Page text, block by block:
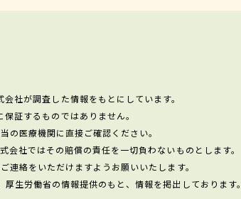
社が調査した情報をもとにしています。
証するものではありません。
の医療機関に直接ご確認ください。
社ではその賠償の責任を一切負わないものとします。
絡をいただけますようお願いいたします。
生労働省の情報提供のもと、情報を掲出しております。